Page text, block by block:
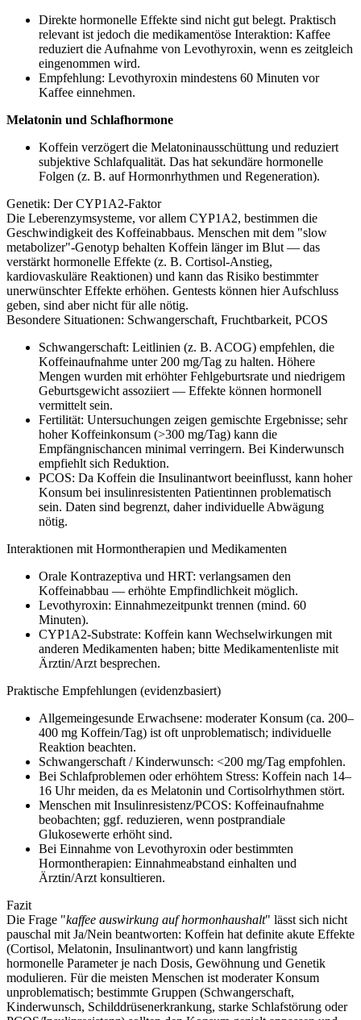
Direkte hormonelle Effekte sind nicht gut belegt. Praktisch
relevant ist jedoch die medikamentöse Interaktion: Kaffee
reduziert die Aufnahme von Levothyroxin, wenn es zeitgleich
eingenommen wird.
Empfehlung: Levothyroxin mindestens 60 Minuten vor
Kaffee einnehmen.
Melatonin und Schlafhormone
Koffein verzögert die Melatoninausschüttung und reduziert
subjektive Schlafqualität. Das hat sekundäre hormonelle
Folgen (z. B. auf Hormonrhythmen und Regeneration).
Genetik: Der CYP1A2-Faktor
Die Leberenzymsysteme, vor allem CYP1A2, bestimmen die
Geschwindigkeit des Koffeinabbaus. Menschen mit dem "slow
metabolizer"-Genotyp behalten Koffein länger im Blut — das
verstärkt hormonelle Effekte (z. B. Cortisol-Anstieg,
kardiovaskuläre Reaktionen) und kann das Risiko bestimmter
unerwünschter Effekte erhöhen. Gentests können hier Aufschluss
geben, sind aber nicht für alle nötig.
Besondere Situationen: Schwangerschaft, Fruchtbarkeit, PCOS
Schwangerschaft: Leitlinien (z. B. ACOG) empfehlen, die
Koffeinaufnahme unter 200 mg/Tag zu halten. Höhere
Mengen wurden mit erhöhter Fehlgeburtsrate und niedrigem
Geburtsgewicht assoziiert — Effekte können hormonell
vermittelt sein.
Fertilität: Untersuchungen zeigen gemischte Ergebnisse; sehr
hoher Koffeinkonsum (>300 mg/Tag) kann die
Empfängnischancen minimal verringern. Bei Kinderwunsch
empfiehlt sich Reduktion.
PCOS: Da Koffein die Insulinantwort beeinflusst, kann hoher
Konsum bei insulinresistenten Patientinnen problematisch
sein. Daten sind begrenzt, daher individuelle Abwägung
nötig.
Interaktionen mit Hormontherapien und Medikamenten
Orale Kontrazeptiva und HRT: verlangsamen den
Koffeinabbau — erhöhte Empfindlichkeit möglich.
Levothyroxin: Einnahmezeitpunkt trennen (mind. 60
Minuten).
CYP1A2-Substrate: Koffein kann Wechselwirkungen mit
anderen Medikamenten haben; bitte Medikamentenliste mit
Ärztin/Arzt besprechen.
Praktische Empfehlungen (evidenzbasiert)
Allgemeingesunde Erwachsene: moderater Konsum (ca. 200–
400 mg Koffein/Tag) ist oft unproblematisch; individuelle
Reaktion beachten.
Schwangerschaft / Kinderwunsch: <200 mg/Tag empfohlen.
Bei Schlafproblemen oder erhöhtem Stress: Koffein nach 14–
16 Uhr meiden, da es Melatonin und Cortisolrhythmen stört.
Menschen mit Insulinresistenz/PCOS: Koffeinaufnahme
beobachten; ggf. reduzieren, wenn postprandiale
Glukosewerte erhöht sind.
Bei Einnahme von Levothyroxin oder bestimmten
Hormontherapien: Einnahmeabstand einhalten und
Ärztin/Arzt konsultieren.
Fazit
Die Frage "kaffee auswirkung auf hormonhaushalt" lässt sich nicht
pauschal mit Ja/Nein beantworten: Koffein hat definite akute Effekte
(Cortisol, Melatonin, Insulinantwort) und kann langfristig
hormonelle Parameter je nach Dosis, Gewöhnung und Genetik
modulieren. Für die meisten Menschen ist moderater Konsum
unproblematisch; bestimmte Gruppen (Schwangerschaft,
Kinderwunsch, Schilddrüsenerkrankung, starke Schlafstörung oder